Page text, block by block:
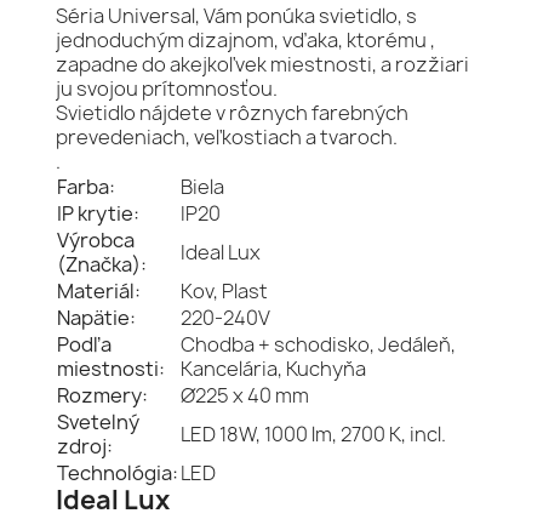
Séria Universal, Vám ponúka svietidlo, s
jednoduchým dizajnom, vďaka, ktorému ,
zapadne do akejkoľvek miestnosti, a rozžiari
ju svojou prítomnosťou.
Svietidlo nájdete v rôznych farebných
prevedeniach, veľkostiach a tvaroch.
.
Farba:
Biela
IP krytie:
IP20
Výrobca
(Značka):
Ideal Lux
Materiál:
Kov, Plast
Napätie:
220-240V
Podľa
miestnosti:
Chodba + schodisko, Jedáleň,
Kancelária, Kuchyňa
Rozmery:
Ø225 x 40 mm
Svetelný
zdroj:
LED 18W, 1000 lm, 2700 K, incl.
Technológia:LED
Ideal Lux